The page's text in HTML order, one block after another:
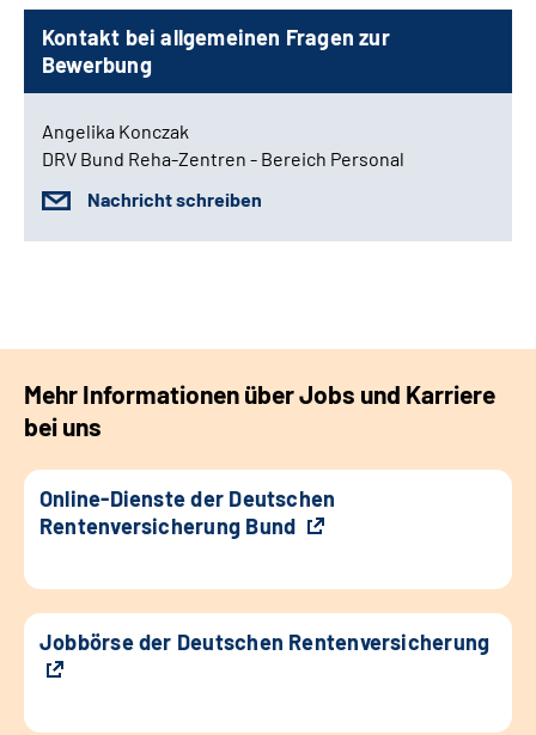
Kontakt bei allgemeinen Fragen zur
Bewerbung
Angelika Konczak
DRV Bund Reha-Zentren - Bereich Personal
Nachricht schreiben
Mehr Informationen über Jobs und Karriere
bei uns
Online-Dienste der Deutschen
Rentenversicherung Bund
Jobbörse der Deutschen Rentenversicherung